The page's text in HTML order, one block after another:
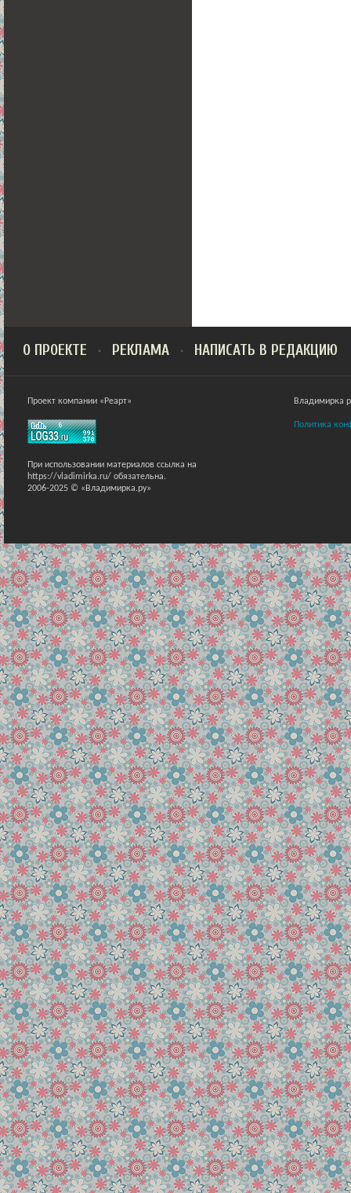
О ПРОЕКТЕ РЕКЛАМА НАПИСАТЬ В РЕДАКЦИЮ
Проект компании «Реарт»
При использовании материалов ссылка на
https://vladimirka.ru/ обязательна.
2006-2025 © «Владимирка.ру»
Владимирка
Политика